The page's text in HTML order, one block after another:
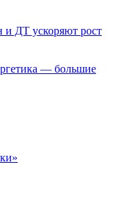
и ДТ ускоряют рост
— большие